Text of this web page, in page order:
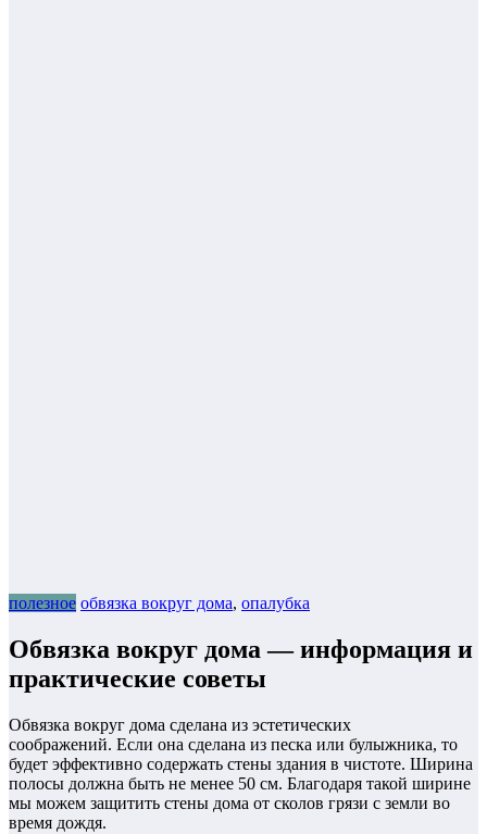
полезное обвязка вокруг дома, опалубка
Обвязка вокруг дома — информация и
практические советы
Обвязка вокруг дома сделана из эстетических
соображений. Если она сделана из песка или булыжника, то
будет эффективно содержать стены здания в чистоте. Ширина
полосы должна быть не менее 50 см. Благодаря такой ширине
мы можем защитить стены дома от сколов грязи с земли во
время дождя.